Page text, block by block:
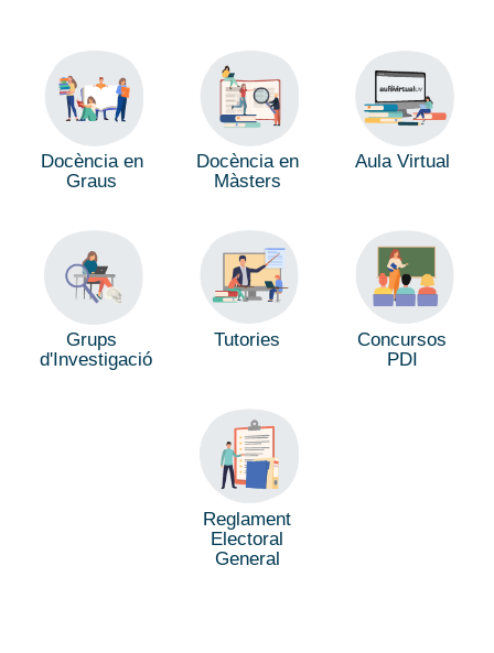
Docència en
Graus
Docència en
Màsters
Aula Virtual
Grups
d'Investigació
Tutories
Concursos
PDI
Reglament
Electoral
General